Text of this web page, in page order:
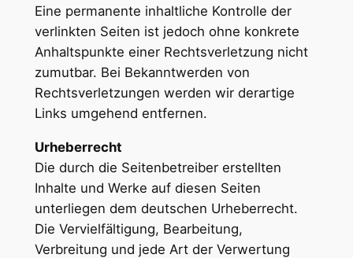
Eine permanente inhaltliche Kontrolle der
verlinkten Seiten ist jedoch ohne konkrete
Anhaltspunkte einer Rechtsverletzung nicht
zumutbar. Bei Bekanntwerden von
Rechtsverletzungen werden wir derartige
Links umgehend entfernen.
Urheberrecht
Die durch die Seitenbetreiber erstellten
Inhalte und Werke auf diesen Seiten
unterliegen dem deutschen Urheberrecht.
Die Vervielfältigung, Bearbeitung,
Verbreitung und jede Art der Verwertung